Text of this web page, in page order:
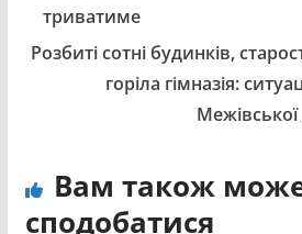
триватиме
Розбиті сотні будинків,
горіла гімназія:
Вам також
сподобатися